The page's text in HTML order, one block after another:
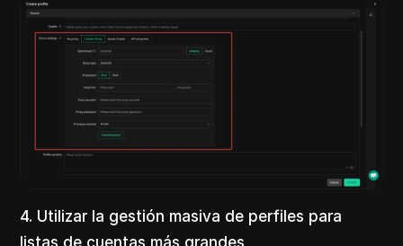
4. Utilizar la gestión masiva de perfiles para
listas de cuentas más grandes